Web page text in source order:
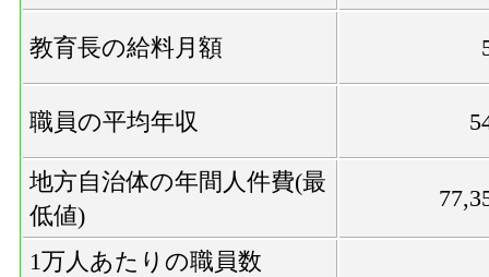
教育長の給料月額
職員の平均年収
地方自治体の年間人件費(最
低値)
1万人あたりの職員数